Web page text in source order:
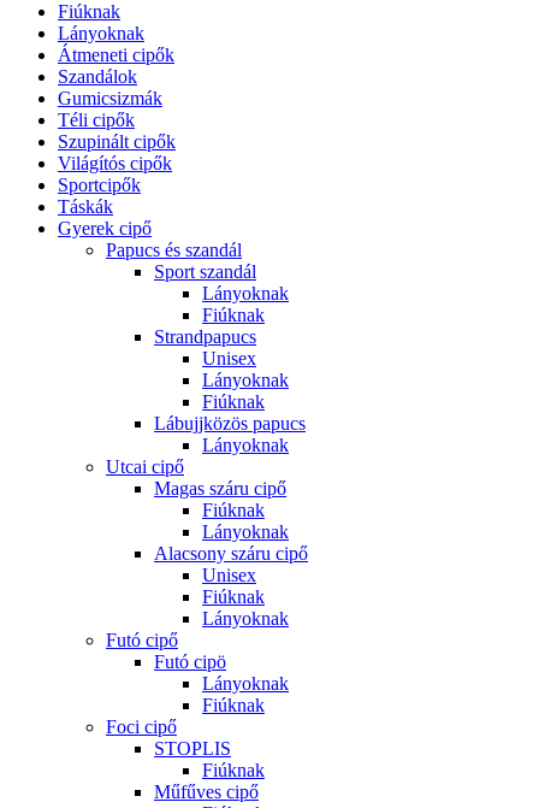
Fiúknak
Lányoknak
Átmeneti cipők
Szandálok
Gumicsizmák
Téli cipők
Szupinált cipők
Világítós cipők
Sportcipők
Táskák
Gyerek cipő
Papucs és szandál
Sport szandál
Lányoknak
Fiúknak
Strandpapucs
Unisex
Lányoknak
Fiúknak
Lábujjközös papucs
Lányoknak
Utcai cipő
Magas száru cipő
Fiúknak
Lányoknak
Alacsony száru cipő
Unisex
Fiúknak
Lányoknak
Futó cipő
Futó cipö
Lányoknak
Fiúknak
Foci cipő
STOPLIS
Fiúknak
Műfűves cipő